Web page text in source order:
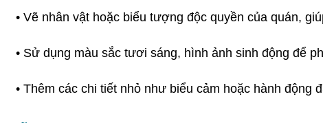
• Vẽ nhân vật hoặc biểu tượng độc quyền của quán,
• Sử dụng màu sắc tươi sáng, hình ảnh sinh động để
• Thêm các chi tiết nhỏ như biểu cảm hoặc hành động